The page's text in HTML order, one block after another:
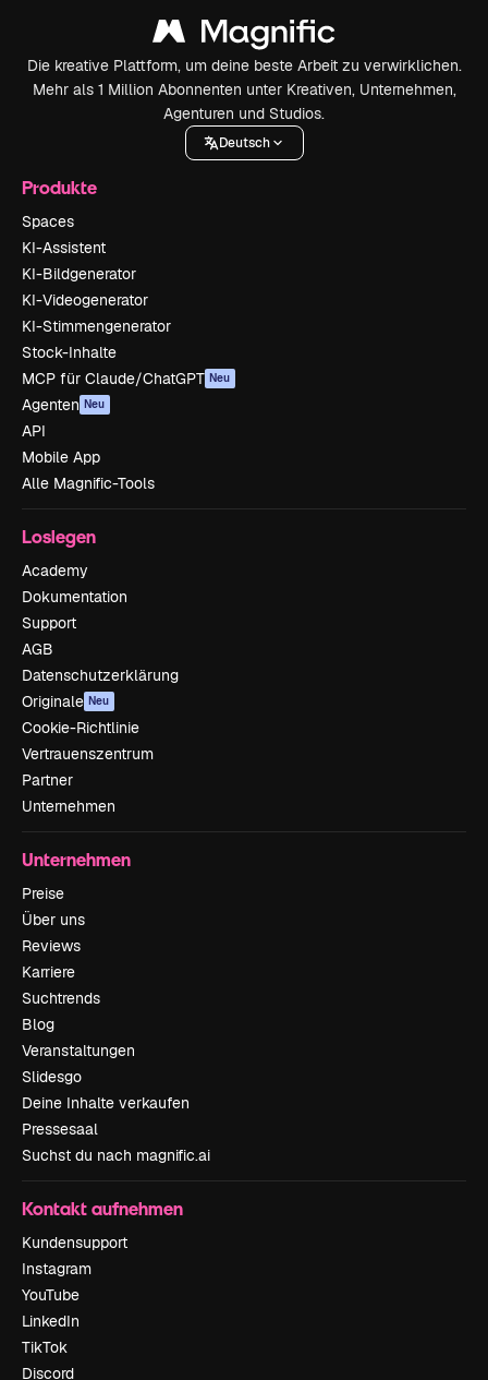
Die kreative Plattform, um deine beste Arbeit zu verwirklichen.
Mehr als 1 Million Abonnenten unter Kreativen, Unternehmen,
Agenturen und Studios.
Deutsch
Produkte
Spaces
KI-Assistent
KI-Bildgenerator
KI-Videogenerator
KI-Stimmengenerator
Stock-Inhalte
MCP für Claude/ChatGPT Neu
Agenten Neu
API
Mobile App
Alle Magnific-Tools
Loslegen
Academy
Dokumentation
Support
AGB
Datenschutzerklärung
Originale Neu
Cookie-Richtlinie
Vertrauenszentrum
Partner
Unternehmen
Unternehmen
Preise
Über uns
Reviews
Karriere
Suchtrends
Blog
Veranstaltungen
Slidesgo
Deine Inhalte verkaufen
Pressesaal
Suchst du nach magnific.ai
Kontakt aufnehmen
Kundensupport
Instagram
YouTube
LinkedIn
TikTok
Discord